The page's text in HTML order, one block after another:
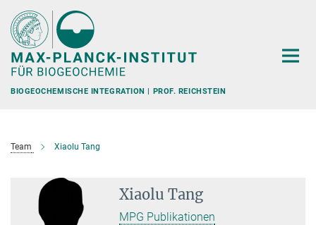
Hauptinhalt
BIOGEOCHEMISCHE INTEGRATION | PROF. REICHSTEIN
Team Xiaolu Tang
Xiaolu Tang
MPG Publikationen